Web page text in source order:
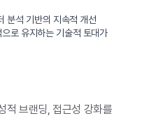
분석 기반의 지속적 개선
로 유지하는 기술적 토대가
적 브랜딩, 접근성 강화를